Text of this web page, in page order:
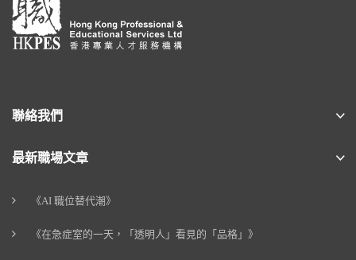
聯絡我們
最新職場文章
《AI 職位替代潮》
《在急症室的一天，「透明人」看見的「品格」》